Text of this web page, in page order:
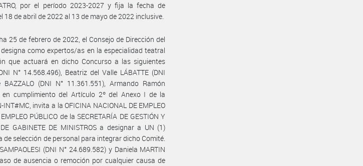
por el período 2023-2027 y fija la fecha de
de abril de 2022 al 13 de mayo de 2022 inclusive.
25 de febrero de 2022, el Consejo de Dirección del
designa como expertos/as en la especialidad teatral
que actuará en dicho Concurso a las siguientes
N° 14.568.496), Beatriz del Valle LÁBATTE (DNI
(DNI N° 11.361.551), Armando Ramón
en cumplimiento del Artículo 2º del Anexo I de la
invita a la OFICINA NACIONAL DE EMPLEO
PÚBLICO de la SECRETARÍA DE GESTIÓN Y
GABINETE DE MINISTROS a designar a UN (1)
selección de personal para integrar dicho Comité.
(DNI N° 24.689.582) y Daniela MARTIN
de ausencia o remoción por cualquier causa de